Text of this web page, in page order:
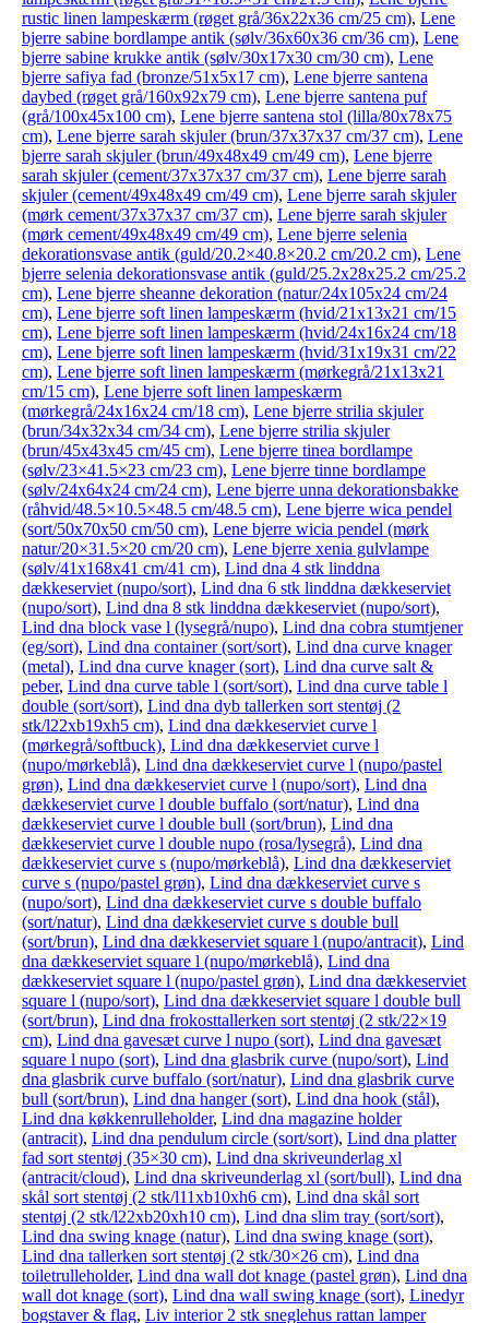
rustic linen lampeskærm (røget grå/36x22x36 cm/25 cm), Lene
bjerre sabine bordlampe antik (sølv/36x60x36 cm/36 cm), Lene
bjerre sabine krukke antik (sølv/30x17x30 cm/30 cm), Lene
bjerre safiya fad (bronze/51x5x17 cm), Lene bjerre santena
daybed (røget grå/160x92x79 cm), Lene bjerre santena puf
(grå/100x45x100 cm), Lene bjerre santena stol (lilla/80x78x75
cm), Lene bjerre sarah skjuler (brun/37x37x37 cm/37 cm), Lene
bjerre sarah skjuler (brun/49x48x49 cm/49 cm), Lene bjerre
sarah skjuler (cement/37x37x37 cm/37 cm), Lene bjerre sarah
skjuler (cement/49x48x49 cm/49 cm), Lene bjerre sarah skjuler
(mørk cement/37x37x37 cm/37 cm), Lene bjerre sarah skjuler
(mørk cement/49x48x49 cm/49 cm), Lene bjerre selenia
dekorationsvase antik (guld/20.2×40.8×20.2 cm/20.2 cm), Lene
bjerre selenia dekorationsvase antik (guld/25.2x28x25.2 cm/25.2
cm), Lene bjerre sheanne dekoration (natur/24x105x24 cm/24
cm), Lene bjerre soft linen lampeskærm (hvid/21x13x21 cm/15
cm), Lene bjerre soft linen lampeskærm (hvid/24x16x24 cm/18
cm), Lene bjerre soft linen lampeskærm (hvid/31x19x31 cm/22
cm), Lene bjerre soft linen lampeskærm (mørkegrå/21x13x21
cm/15 cm), Lene bjerre soft linen lampeskærm
(mørkegrå/24x16x24 cm/18 cm), Lene bjerre strilia skjuler
(brun/34x32x34 cm/34 cm), Lene bjerre strilia skjuler
(brun/45x43x45 cm/45 cm), Lene bjerre tinea bordlampe
(sølv/23×41.5×23 cm/23 cm), Lene bjerre tinne bordlampe
(sølv/24x64x24 cm/24 cm), Lene bjerre unna dekorationsbakke
(råhvid/48.5×10.5×48.5 cm/48.5 cm), Lene bjerre wica pendel
(sort/50x70x50 cm/50 cm), Lene bjerre wicia pendel (mørk
natur/20×31.5×20 cm/20 cm), Lene bjerre xenia gulvlampe
(sølv/41x168x41 cm/41 cm), Lind dna 4 stk linddna
dækkeserviet (nupo/sort), Lind dna 6 stk linddna dækkeserviet
(nupo/sort), Lind dna 8 stk linddna dækkeserviet (nupo/sort),
Lind dna block vase l (lysegrå/nupo), Lind dna cobra stumtjener
(eg/sort), Lind dna container (sort/sort), Lind dna curve knager
(metal), Lind dna curve knager (sort), Lind dna curve salt &
peber, Lind dna curve table l (sort/sort), Lind dna curve table l
double (sort/sort), Lind dna dyb tallerken sort stentøj (2
stk/l22xb19xh5 cm), Lind dna dækkeserviet curve l
(mørkegrå/softbuck), Lind dna dækkeserviet curve l
(nupo/mørkeblå), Lind dna dækkeserviet curve l (nupo/pastel
grøn), Lind dna dækkeserviet curve l (nupo/sort), Lind dna
dækkeserviet curve l double buffalo (sort/natur), Lind dna
dækkeserviet curve l double bull (sort/brun), Lind dna
dækkeserviet curve l double nupo (rosa/lysegrå), Lind dna
dækkeserviet curve s (nupo/mørkeblå), Lind dna dækkeserviet
curve s (nupo/pastel grøn), Lind dna dækkeserviet curve s
(nupo/sort), Lind dna dækkeserviet curve s double buffalo
(sort/natur), Lind dna dækkeserviet curve s double bull
(sort/brun), Lind dna dækkeserviet square l (nupo/antracit), Lind
dna dækkeserviet square l (nupo/mørkeblå), Lind dna
dækkeserviet square l (nupo/pastel grøn), Lind dna dækkeserviet
square l (nupo/sort), Lind dna dækkeserviet square l double bull
(sort/brun), Lind dna frokosttallerken sort stentøj (2 stk/22×19
cm), Lind dna gavesæt curve l nupo (sort), Lind dna gavesæt
square l nupo (sort), Lind dna glasbrik curve (nupo/sort), Lind
dna glasbrik curve buffalo (sort/natur), Lind dna glasbrik curve
bull (sort/brun), Lind dna hanger (sort), Lind dna hook (stål),
Lind dna køkkenrulleholder, Lind dna magazine holder
(antracit), Lind dna pendulum circle (sort/sort), Lind dna platter
fad sort stentøj (35×30 cm), Lind dna skriveunderlag xl
(antracit/cloud), Lind dna skriveunderlag xl (sort/bull), Lind dna
skål sort stentøj (2 stk/l11xb10xh6 cm), Lind dna skål sort
stentøj (2 stk/l22xb20xh10 cm), Lind dna slim tray (sort/sort),
Lind dna swing knage (natur), Lind dna swing knage (sort),
Lind dna tallerken sort stentøj (2 stk/30×26 cm), Lind dna
toiletrulleholder, Lind dna wall dot knage (pastel grøn), Lind dna
wall dot knage (sort), Lind dna wall swing knage (sort), Linedyr
bogstaver & flag, Liv interior 2 stk sneglehus rattan lamper